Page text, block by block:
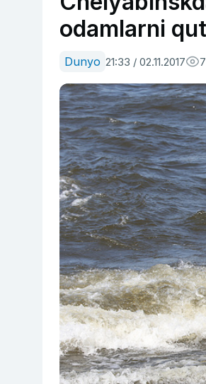
odamlarni
Dunyo 21:33 / 02.11.2017